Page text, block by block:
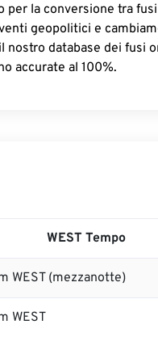
la conversione tra
geopolitici e
database dei fusi
accurate al 100%.
WEST Tempo
WEST (mezzanotte)
WEST